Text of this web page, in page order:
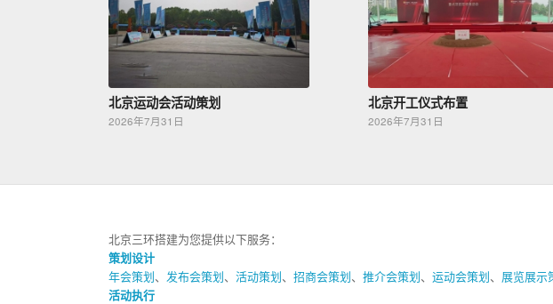
北京运动会活动策划
2026年7月31日
北京开工仪式布置
2026年7月31日
北京三环搭建为您提供以下服务：
策划设计
年会策划、 发布会策划、 活动策划、 招商会策划、 推介会策划、 运动会策划、 展览展示
活动执行